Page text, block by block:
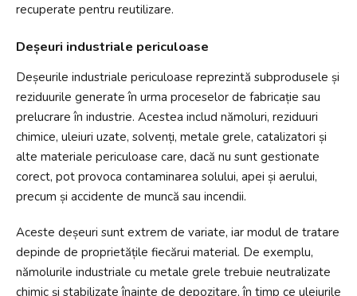
recuperate pentru reutilizare.
Deșeuri industriale periculoase
Deșeurile industriale periculoase reprezintă subprodusele și
reziduurile generate în urma proceselor de fabricație sau
prelucrare în industrie. Acestea includ nămoluri, reziduuri
chimice, uleiuri uzate, solvenți, metale grele, catalizatori și
alte materiale periculoase care, dacă nu sunt gestionate
corect, pot provoca contaminarea solului, apei și aerului,
precum și accidente de muncă sau incendii.
Aceste deșeuri sunt extrem de variate, iar modul de tratare
depinde de proprietățile fiecărui material. De exemplu,
nămolurile industriale cu metale grele trebuie neutralizate
chimic și stabilizate înainte de depozitare, în timp ce uleiurile